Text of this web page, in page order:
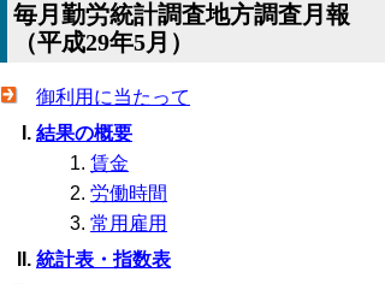
毎月勤労統計調査地方調査月報
（平成29年5月）
御利用に当たって
結果の概要
賃金
労働時間
常用雇用
統計表・指数表